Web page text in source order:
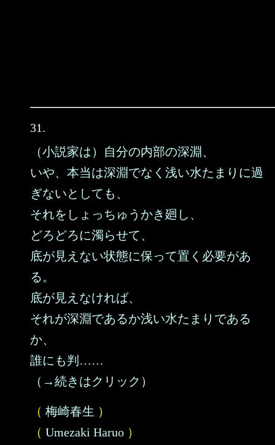
31.
（小説家は）自分の内部の深淵、
いや、本当は深淵でなく浅い水たまりに過
ぎないとしても、
それをしょっちゅうかき廻し、
どろどろに濁らせて、
底が見えない状態に保って置く必要があ
る。
底が見えなければ、
それが深淵であるか浅い水たまりである
か、
誰にも判……
（→続きはクリック）
（ 梅崎春生 ）
（ Umezaki Haruo ）